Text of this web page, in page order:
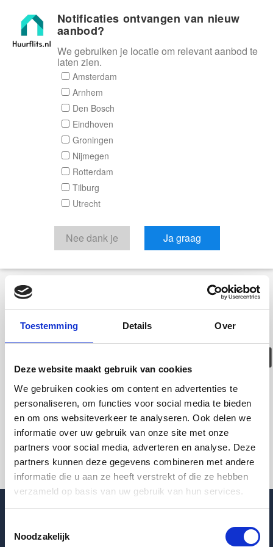
Toestemming Details Over
Deze website maakt gebruik van cookies
We gebruiken cookies om content en advertenties te
personaliseren, om functies voor social media te bieden
en om ons websiteverkeer te analyseren. Ook delen we
informatie over uw gebruik van onze site met onze
partners voor social media, adverteren en analyse. Deze
partners kunnen deze gegevens combineren met andere
informatie die u aan ze heeft verstrekt of die ze hebben
verzameld op basis van uw gebruik van hun services.
Noodzakelijk
Huurflits
Deze woning is
helaas
verhuurd/verwijderd
Pagina niet gevonden
Terug naar woningoverzicht
Blogpost
Notificaties ontvangen van nieuw
aanbod?
We gebruiken je locatie om relevant aanbod te
laten zien.
Amsterdam
Arnhem
Den Bosch
Eindhoven
Groningen
Nijmegen
Rotterdam
Tilburg
Utrecht
Nee dank je Ja graag